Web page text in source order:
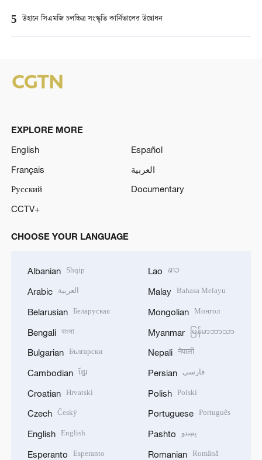
5 উহানে সিএমজি চলচ্চিত্র সংস্কৃতি কার্নিভালের উদ্বোধন
EXPLORE MORE
English
Español
Français
العربية
Русский
Documentary
CCTV+
CHOOSE YOUR LANGUAGE
Albanian Shqip
Arabic العربية
Belarusian Беларуская
Bengali বাংলা
Bulgarian Български
Cambodian ខ្មែរ
Croatian Hrvatski
Czech Český
English English
Esperanto Esperanto
Lao ລາວ
Malay Bahasa Melayu
Mongolian Монгол
Myanmar မြန်မာဘာသာ
Nepali नेपाली
Persian فارسی
Polish Polski
Portuguese Português
Pashto پښتو
Romanian Română